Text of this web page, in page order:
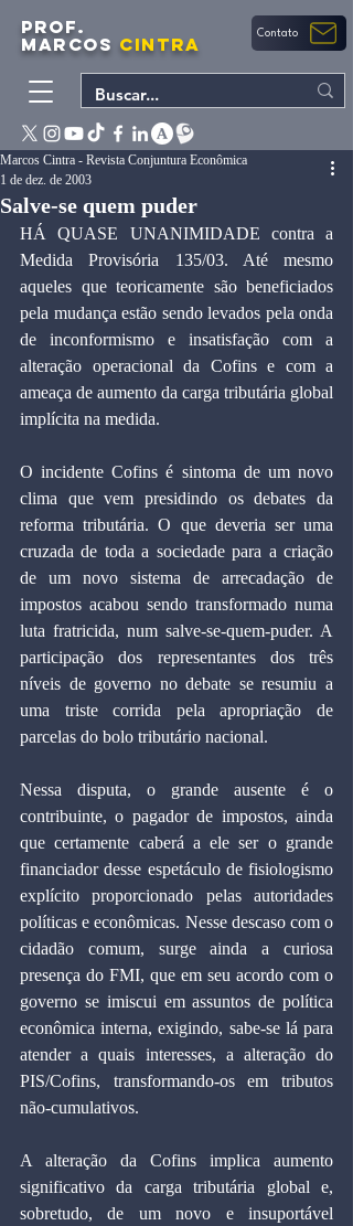
PROF.
MARCOS CINTRA Contato
Salve-se quem puder
Marcos Cintra - Revista Conjuntura Econômica
1 de dez. de 2003
HÁ QUASE UNANIMIDADE contra a
Medida Provisória 135/03. Até mesmo
aqueles que teoricamente são beneficiados
pela mudança estão sendo levados pela onda
de inconformismo e insatisfação com a
alteração operacional da Cofins e com a
ameaça de aumento da carga tributária global
implícita na medida.
O incidente Cofins é sintoma de um novo
clima que vem presidindo os debates da
reforma tributária. O que deveria ser uma
cruzada de toda a sociedade para a criação
de um novo sistema de arrecadação de
impostos acabou sendo transformado numa
luta fratricida, num salve-se-quem-puder. A
participação dos representantes dos três
níveis de governo no debate se resumiu a
uma triste corrida pela apropriação de
parcelas do bolo tributário nacional.
Nessa disputa, o grande ausente é o
contribuinte, o pagador de impostos, ainda
que certamente caberá a ele ser o grande
financiador desse espetáculo de fisiologismo
explícito proporcionado pelas autoridades
políticas e econômicas. Nesse descaso com o
cidadão comum, surge ainda a curiosa
presença do FMI, que em seu acordo com o
governo se imiscui em assuntos de política
econômica interna, exigindo, sabe-se lá para
atender a quais interesses, a alteração do
PIS/Cofins, transformando-os em tributos
não-cumulativos.
A alteração da Cofins implica aumento
significativo da carga tributária global e,
sobretudo, de um novo e insuportável